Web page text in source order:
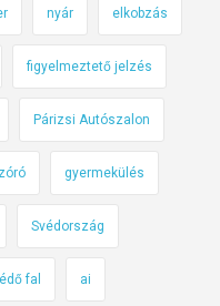
nyár elkobzás
figyelmeztető jelzés
Párizsi Autószalon
gyermekülés
Svédország
fal ai